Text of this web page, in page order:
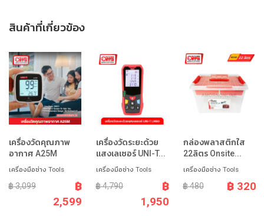
สินค้าที่เกี่ยวข้อง
เครื่องวัดคุณภาพ
อากาศ A25M
เครื่องมือช่าง Tools
฿ 3,099
฿
2,599
เครื่องวัดระยะด้วย
แสงเลเซอร์ UNI-T...
เครื่องมือช่าง Tools
฿ 4,790
฿
1,950
กล่องพลาสติกใส
22ลิตร Onsite...
เครื่องมือช่าง Tools
฿ 480 ฿ 320